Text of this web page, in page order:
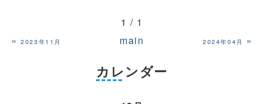
1 / 1
«2023年11月 main 2024年04月 »
カレンダー